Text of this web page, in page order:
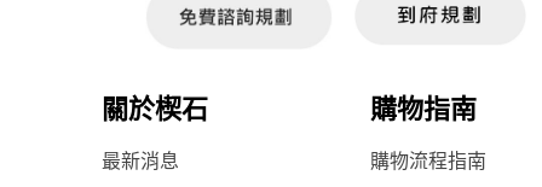
關於楔石 購物指南
最新消息 購物流程指南